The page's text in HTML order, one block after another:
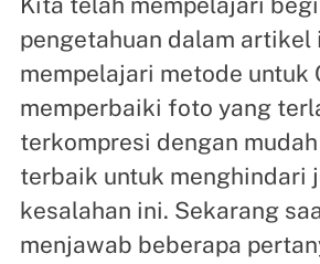
pengetahuan dalam artikel
mempelajari metode untuk
memperbaiki foto yang
terkompresi dengan
terbaik untuk menghindari
kesalahan ini. Sekarang
menjawab beberapa